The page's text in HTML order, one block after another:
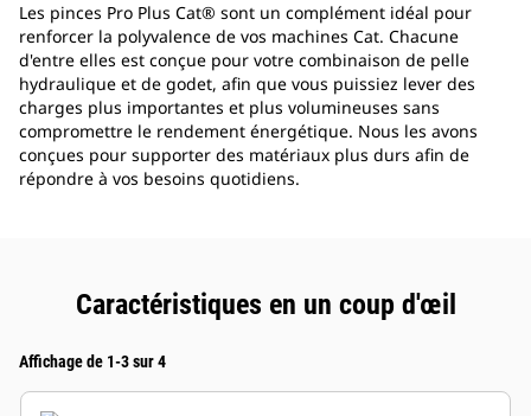
Les pinces Pro Plus Cat® sont un complément idéal pour
renforcer la polyvalence de vos machines Cat. Chacune
d'entre elles est conçue pour votre combinaison de pelle
hydraulique et de godet, afin que vous puissiez lever des
charges plus importantes et plus volumineuses sans
compromettre le rendement énergétique. Nous les avons
conçues pour supporter des matériaux plus durs afin de
répondre à vos besoins quotidiens.
Caractéristiques en un coup d'œil
Affichage de 1-3 sur 4